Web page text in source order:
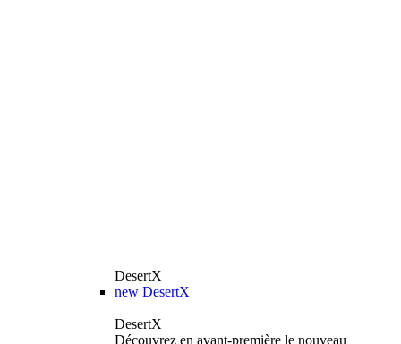
DesertX
new DesertX
DesertX
Découvrez en avant-première le nouveau